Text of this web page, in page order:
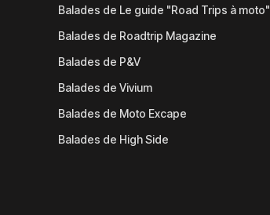
Balades de Le guide "Road Trips à moto"
Balades de Roadtrip Magazine
Balades de P&V
Balades de Vivium
Balades de Moto Excape
Balades de High Side